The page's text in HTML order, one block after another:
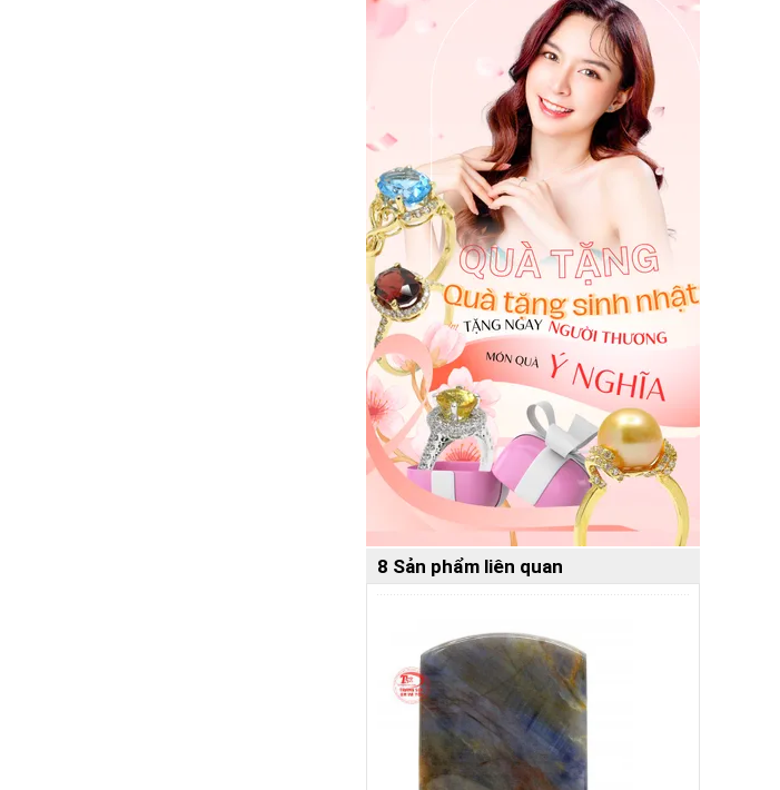
8 Sản phẩm liên quan